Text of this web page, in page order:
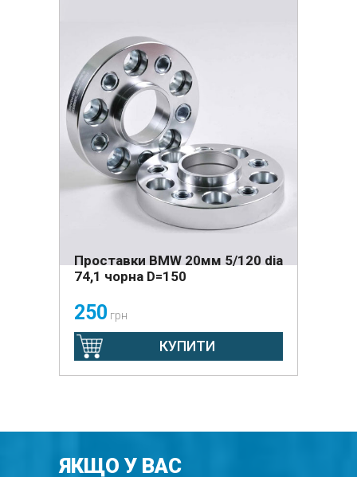
Проставки BMW 20мм 5/120 dia
74,1 чорна D=150
250 грн
КУПИТИ
ЯКЩО У ВАС